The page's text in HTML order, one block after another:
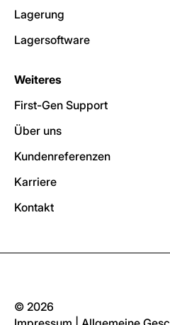
Lagerung
Lagersoftware
Weiteres
First-Gen Support
Über uns
Kundenreferenzen
Karriere
Kontakt
© 2026